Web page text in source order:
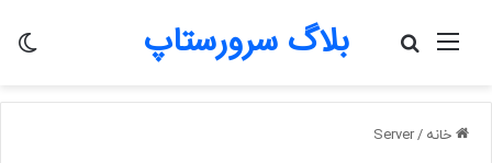
بلاگ سرورستاپ منو
جستجو
خانه /
Server